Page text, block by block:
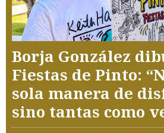
Borja González
Fiestas de Pinto:
sola manera de
sino tantas como